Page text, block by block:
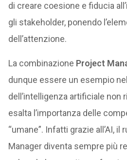
di creare coesione e fiducia
gli stakeholder, ponendo
dell’attenzione.
La combinazione Project
dunque essere un esempio
dell’intelligenza artificiale non
esalta l’importanza delle
“umane”. Infatti grazie all’AI, il
Manager diventa sempre più